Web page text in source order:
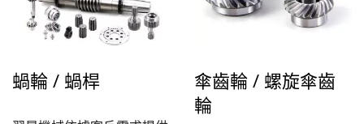
蝸輪 / 蝸桿
傘齒輪 / 螺旋傘齒
輪